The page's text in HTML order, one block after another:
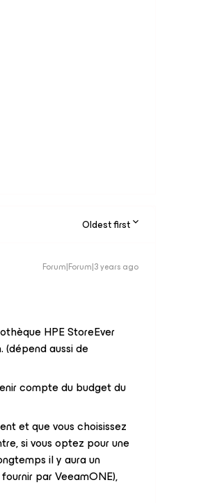
Oldest first
Forum|Forum|3 years ago
HPE StoreEver
aussi de
compte du budget du
et que vous choisissez
si vous optez pour une
il y aura un
par VeeamONE),